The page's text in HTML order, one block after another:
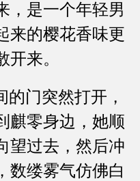
，是一个年轻男
来的樱花香味更
来。
门突然打开，
麒零身边，她顺
望过去，然后冲
数缕雾气仿佛白